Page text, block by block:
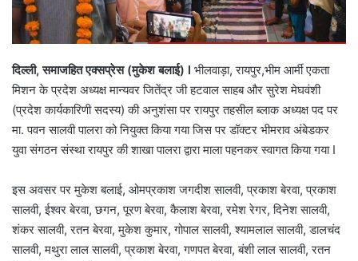
दिल्ली, समाजहित एक्सप्रेस (मुकेश बलाई) l भीलवाड़ा, रायपुर,भीम आर्मी एकता
मिशन के प्रदेश अध्यक्ष मान्यवर जितेंद्र जी हटवाल साहब और सुरेश मेघवंशी
(प्रदेश कार्यकारिणी सदस्य) की अनुशंसा पर रायपुर तहसील ब्लाक अध्यक्ष पद पर
मा. पवन सालवी पालरा को नियुक्त किया गया जिस पर डॉक्टर भीमराव अंबेडकर
युवा संगठन संस्था रायपुर की शाखा पालरा द्वारा माला पहनकर स्वागत किया गया I
इस अवसर पर मुकेश बलाई, ओमप्रकाश जगदीश सालवी, प्रकाश बेरवा, प्रकाश
सालवी, ईश्वर बेरवा, छगन, पूरण बेरवा, कैलाश बेरवा, रमेश रेगर, दिनेश सालवी,
शंकर सालवी, रतन बेरवा, मुकेश कुमार, गोपाल सालवी, श्यामलाल सालवी, डालचंद
सालवी, मथुरा लाल सालवी, प्रकाश बेरवा, गणपत बेरवा, बंशी लाल सालवी, रतन